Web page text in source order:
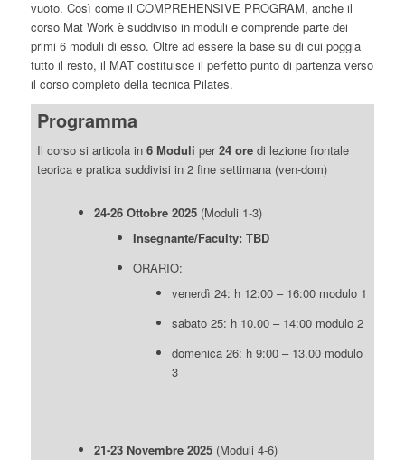
vuoto. Così come il COMPREHENSIVE PROGRAM, anche il
corso Mat Work è suddiviso in moduli e comprende parte dei
primi 6 moduli di esso. Oltre ad essere la base su di cui poggia
tutto il resto, il MAT costituisce il perfetto punto di partenza verso
il corso completo della tecnica Pilates.
Programma
Il corso si articola in6 Moduli per24 ore di lezione frontale
teorica e pratica suddivisi in 2 fine settimana (ven-dom)
24-26 Ottobre 2025 (Moduli 1-3)
Insegnante/Faculty: TBD
ORARIO:
venerdì 24: h 12:00 – 16:00 modulo 1
sabato 25: h 10.00 – 14:00 modulo 2
domenica 26: h 9:00 – 13.00 modulo
3
21-23 Novembre 2025 (Moduli 4-6)